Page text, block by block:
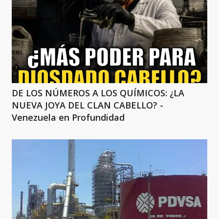
DE LOS NÚMEROS A LOS QUÍMICOS: ¿LA
NUEVA JOYA DEL CLAN CABELLO? -
Venezuela en Profundidad